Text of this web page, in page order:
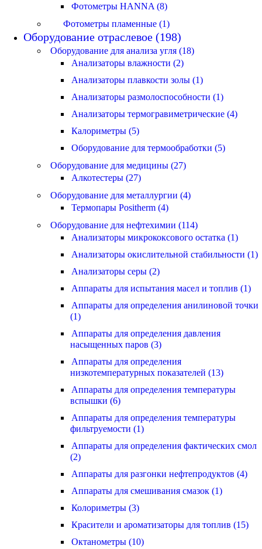
Фотометры HANNA (8)
Фотометры пламенные (1)
Оборудование отраслевое (198)
Оборудование для анализа угля (18)
Анализаторы влажности (2)
Анализаторы плавкости золы (1)
Анализаторы размолоспособности (1)
Анализаторы термогравиметрические (4)
Калориметры (5)
Оборудование для термообработки (5)
Оборудование для медицины (27)
Алкотестеры (27)
Оборудование для металлургии (4)
Термопары Positherm (4)
Оборудование для нефтехимии (114)
Анализаторы микрококсового остатка (1)
Анализаторы окислительной стабильности (1)
Анализаторы серы (2)
Аппараты для испытания масел и топлив (1)
Аппараты для определения анилиновой точки
(1)
Аппараты для определения давления
насыщенных паров (3)
Аппараты для определения
низкотемпературных показателей (13)
Аппараты для определения температуры
вспышки (6)
Аппараты для определения температуры
фильтруемости (1)
Аппараты для определения фактических смол
(2)
Аппараты для разгонки нефтепродуктов (4)
Аппараты для смешивания смазок (1)
Колориметры (3)
Красители и ароматизаторы для топлив (15)
Октанометры (10)